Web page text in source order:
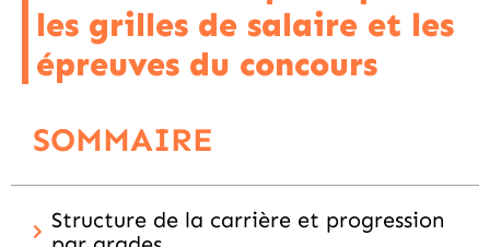
les grilles de salaire et les
épreuves du concours
SOMMAIRE
Structure de la carrière et progression